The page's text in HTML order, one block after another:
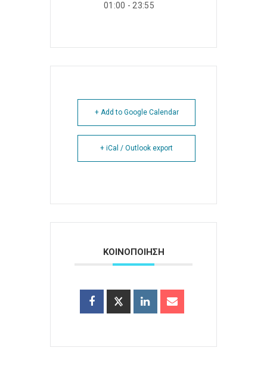
01:00 - 23:55
+ Add to Google Calendar
+ iCal / Outlook export
ΚΟΙΝΟΠΟΙΗΣΗ